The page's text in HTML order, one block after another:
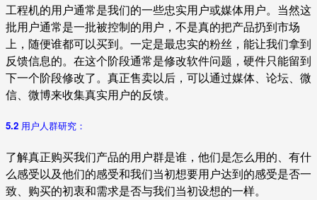
工程机的用户通常是我们的一些忠实用户或媒体用户。当然这
批用户通常是一批被控制的用户，不是真的把产品扔到市场
上，随便谁都可以买到。一定是最忠实的粉丝，能让我们拿到
反馈信息的。在这个阶段通常是修改软件问题，硬件只能留到
下一个阶段修改了。真正售卖以后，可以通过媒体、论坛、微
信、微博来收集真实用户的反馈。
5.2 用户人群研究：
了解真正购买我们产品的用户群是谁，他们是怎么用的、有什
么感受以及他们的感受和我们当初想要用户达到的感受是否一
致、购买的初衷和需求是否与我们当初设想的一样。